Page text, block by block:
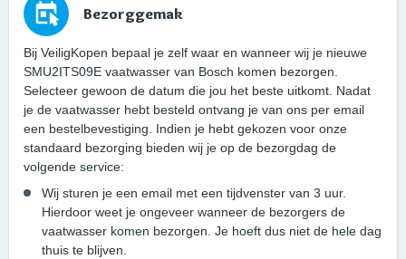
Bezorggemak
Bij VeiligKopen bepaal je zelf waar en wanneer wij je nieuwe
SMU2ITS09E vaatwasser van Bosch komen bezorgen.
Selecteer gewoon de datum die jou het beste uitkomt. Nadat
je de vaatwasser hebt besteld ontvang je van ons per email
een bestelbevestiging. Indien je hebt gekozen voor onze
standaard bezorging bieden wij je op de bezorgdag de
volgende service:
Wij sturen je een email met een tijdvenster van 3 uur.
Hierdoor weet je ongeveer wanneer de bezorgers de
vaatwasser komen bezorgen. Je hoeft dus niet de hele dag
thuis te blijven.